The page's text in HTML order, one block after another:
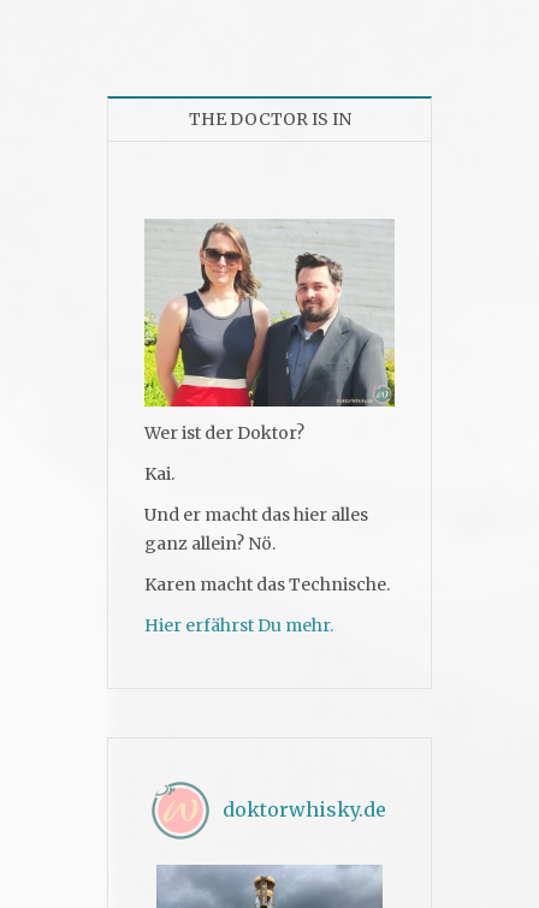
THE DOCTOR IS IN
Wer ist der Doktor?
Kai.
Und er macht das hier alles
ganz allein? Nö.
Karen macht das Technische.
Hier erfährst Du mehr.
doktorwhisky.de